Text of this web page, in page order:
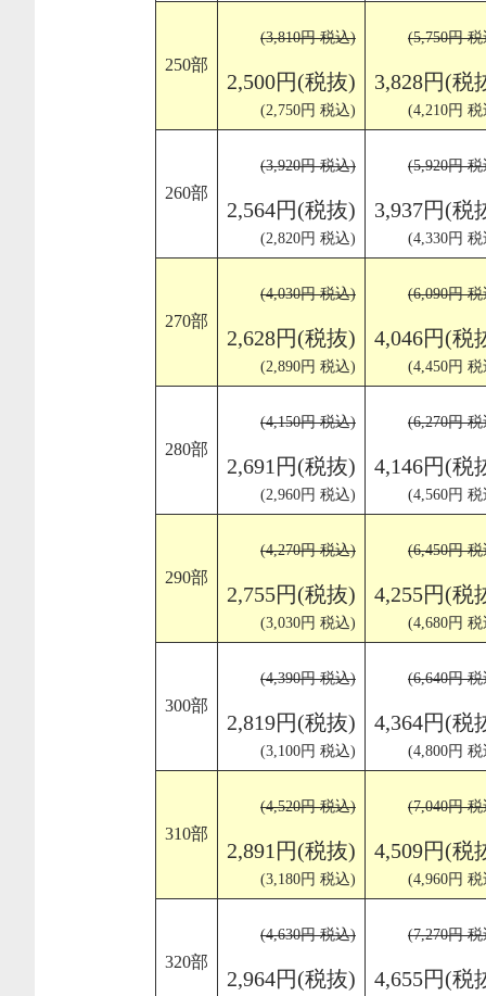
250部
(3,810円 税込)
2,500円(税抜)
(2,750円 税込)
(5,750円
3,828円(税
(4,210円
260部
(3,920円 税込)
2,564円(税抜)
(2,820円 税込)
(5,920円
3,937円(税
(4,330円
270部
(4,030円 税込)
2,628円(税抜)
(2,890円 税込)
(6,090円
4,046円(税
(4,450円
280部
(4,150円 税込)
2,691円(税抜)
(2,960円 税込)
(6,270円
4,146円(税
(4,560円
290部
(4,270円 税込)
2,755円(税抜)
(3,030円 税込)
(6,450円
4,255円(税
(4,680円
300部
(4,390円 税込)
2,819円(税抜)
(3,100円 税込)
(6,640円
4,364円(税
(4,800円
310部
(4,520円 税込)
2,891円(税抜)
(3,180円 税込)
(7,040円
4,509円(税
(4,960円
320部
(4,630円 税込)
2,964円(税抜)
(7,270円
4,655円(税